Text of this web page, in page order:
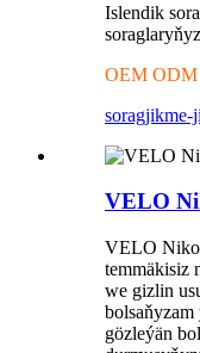
Islendik
OEM ODM
soragjikme-
VELO
VELO
temmäkisiz
we gizlin
gözleýän